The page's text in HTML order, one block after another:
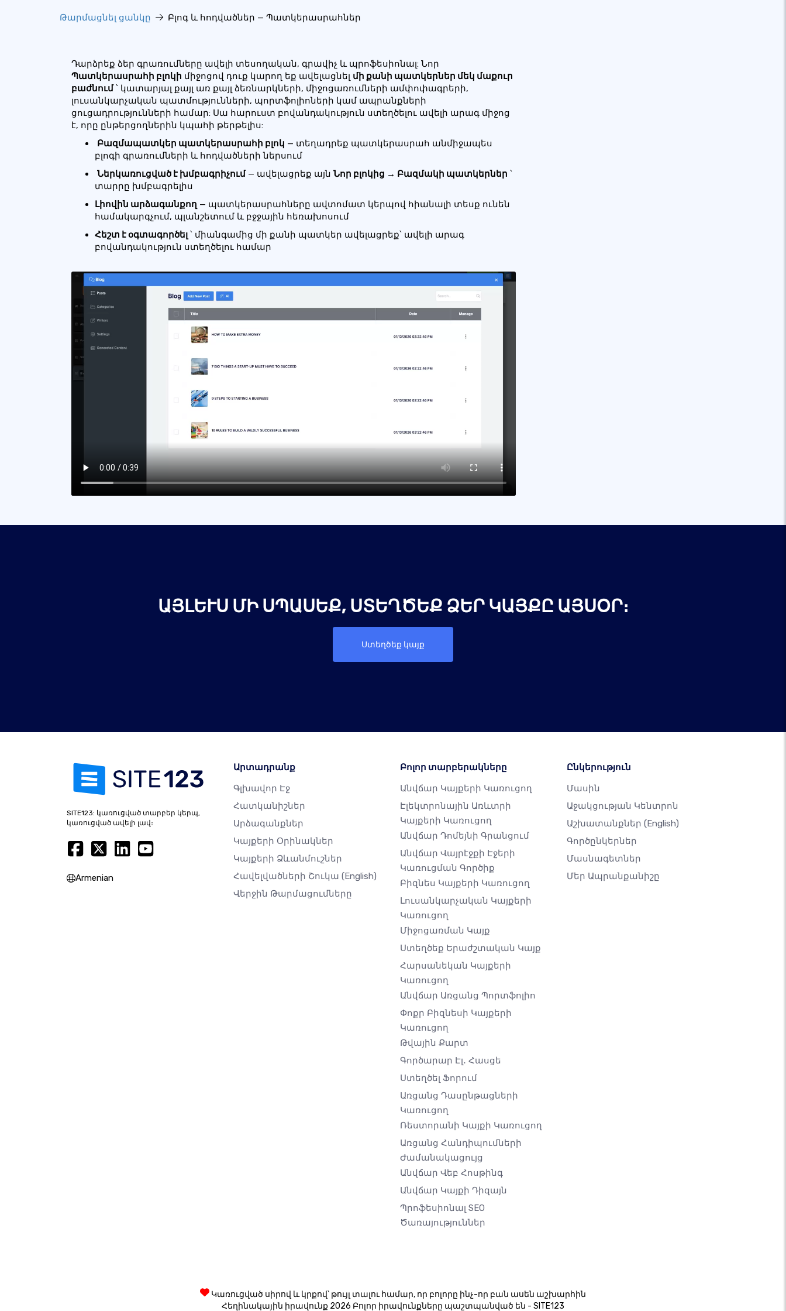
Թարմացնել ցանկը Բլոգ և հոդվածներ — Պատկերասրահներ
Դարձրեք ձեր գրառումները ավելի տեսողական, գրավիչ և պրոֆեսիոնալ: Նոր
Պատկերասրահի բլոկի միջոցով դուք կարող եք ավելացնել մի քանի պատկերներ մեկ մաքուր
բաժնում ՝ կատարյալ քայլ առ քայլ ձեռնարկների, միջոցառումների ամփոփագրերի,
լուսանկարչական պատմությունների, պորտֆոլիոների կամ ապրանքների
ցուցադրությունների համար: Սա հարուստ բովանդակություն ստեղծելու ավելի արագ միջոց
է, որը ընթերցողներին կպահի թերթելիս:
Բազմապատկեր պատկերասրահի բլոկ — տեղադրեք պատկերասրահ անմիջապես
բլոգի գրառումների և հոդվածների ներսում
Ներկառուցված է խմբագրիչում — ավելացրեք այն Նոր բլոկից → Բազմակի պատկերներ ՝
տարրը խմբագրելիս
Լիովին արձագանքող — պատկերասրահները ավտոմատ կերպով հիանալի տեսք ունեն
համակարգչում, պլանշետում և բջջային հեռախոսում
Հեշտ է օգտագործել ՝ միանգամից մի քանի պատկեր ավելացրեք՝ ավելի արագ
բովանդակություն ստեղծելու համար
ԱՅԼԵՒՍ ՄԻ ՍՊԱՍԵՔ, ՍՏԵՂԾԵՔ ՁԵՐ ԿԱՅՔԸ ԱՅՍՕՐ։
Ստեղծեք կայք
SITE123: կառուցված տարբեր կերպ,
կառուցված ավելի լավ։
Armenian
Արտադրանք
Գլխավոր Էջ
Հատկանիշներ
Արձագանքներ
Կայքերի Օրինակներ
Կայքերի Ձևանմուշներ
Հավելվածների Շուկա (English)
Վերջին Թարմացումները
Բոլոր տարբերակները
Անվճար Կայքերի Կառուցող
Էլեկտրոնային Առևտրի
Կայքերի Կառուցող
Անվճար Դոմեյնի Գրանցում
Անվճար Վայրէջքի Էջերի
Կառուցման Գործիք
Բիզնես Կայքերի Կառուցող
Լուսանկարչական Կայքերի
Կառուցող
Միջոցառման Կայք
Ստեղծեք Երաժշտական ​​կայք
Հարսանեկան Կայքերի
Կառուցող
Անվճար Առցանց Պորտֆոլիո
Փոքր Բիզնեսի Կայքերի
Կառուցող
Թվային Քարտ
Գործարար Էլ․ Հասցե
Ստեղծել Ֆորում
Առցանց Դասընթացների
Կառուցող
Ռեստորանի Կայքի Կառուցող
Առցանց Հանդիպումների
Ժամանակացույց
Անվճար Վեբ Հոսթինգ
Անվճար Կայքի Դիզայն
Պրոֆեսիոնալ SEO
Ծառայություններ
Ընկերություն
Մասին
Աջակցության Կենտրոն
Աշխատանքներ (English)
Գործընկերներ
Մասնագետներ
Մեր Ապրանքանիշը
Կառուցված սիրով և կրքով՝ թույլ տալու համար, որ բոլորը ինչ-որ բան ասեն աշխարհին
Հեղինակային իրավունք 2026 Բոլոր իրավունքները պաշտպանված են - SITE123